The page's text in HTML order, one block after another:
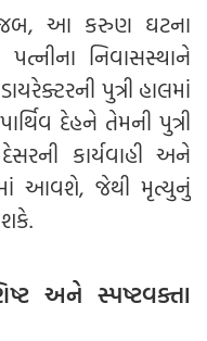
મુજબ, આ કરુણ ઘટના
પત્નીના નિવાસસ્થાને
પુત્રી હાલમાં
દેહને તેમની પુત્રી
કાર્યવાહી અને
આવશે, જેથી મૃત્યુનું
અને સ્પષ્ટવક્તા